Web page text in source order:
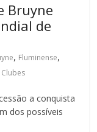
Bruyne
de
, Fluminense,
a conquista
dos possíveis